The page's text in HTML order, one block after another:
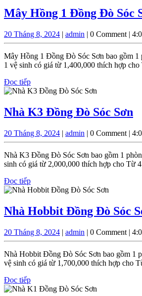
Mây Hồng 1 Đồng Đò Sóc
20 Tháng 8, 202420
Tháng
2024
| admin admin
| 0 Comment |
Mây Hồng 1 Đồng Đò Sóc Sơn bao gồm 1
1 vệ sinh có giá từ 1,400,000 thích hợp
Đọc tiếpĐọc
tiếp
Nhà K3 Đồng Đò Sóc Sơn
20 Tháng 8, 202420
Tháng
8,
2024
| admin admin
| 0 Comment |
Nhà K3 Đồng Đò Sóc Sơn bao gồm 1
sinh có giá từ 2,000,000 thích hợp cho Từ
Đọc tiếpĐọc
tiếp
Nhà Hobbit Đồng Đò Sóc
20 Tháng 8, 202420
Tháng
8,
2024
| admin admin
| 0 Comment |
Nhà Hobbit Đồng Đò Sóc Sơn bao gồm 1
vệ sinh có giá từ 1,700,000 thích hợp cho
Đọc tiếpĐọc
tiếp